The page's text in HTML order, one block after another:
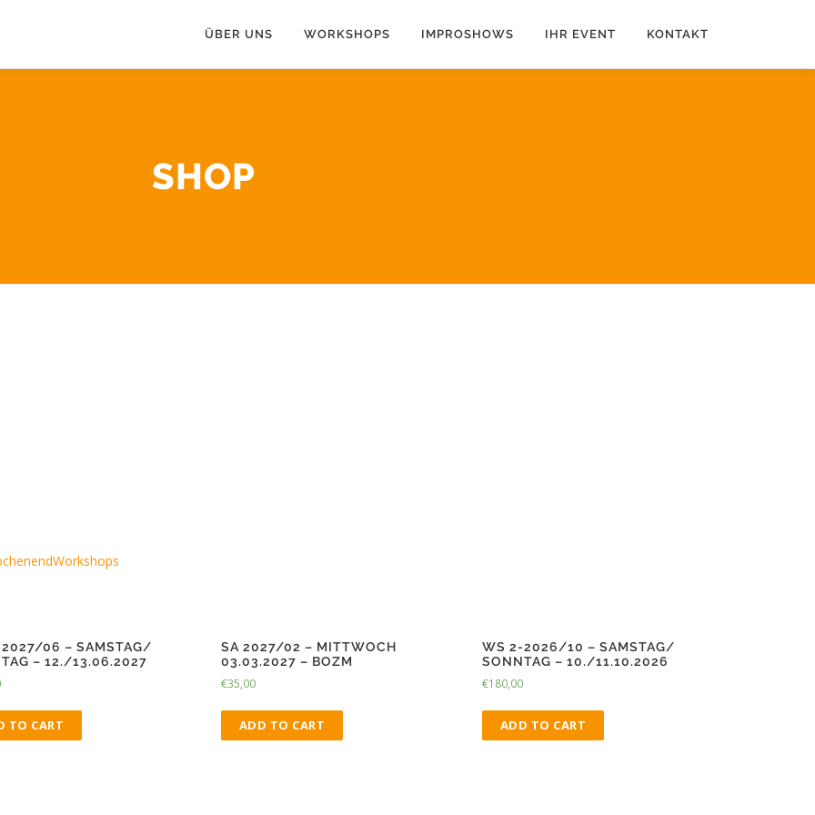
ÜBER UNS WORKSHOPS IMPROSHOWS IHR EVENT KONTAKT
SHOP
06 – SAMSTAG/
– 12./13.06.2027
TO CART
SA 2027/02 – MITTWOCH
03.03.2027 – BOZM
€35,00
ADD TO CART
WS 2-2026/10 – SAMSTAG/
SONNTAG – 10./11.10.2026
€180,00
ADD TO CART